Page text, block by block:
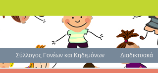
Σύλλογος Γονέων και Κηδεμόνων Διαδικτυακά